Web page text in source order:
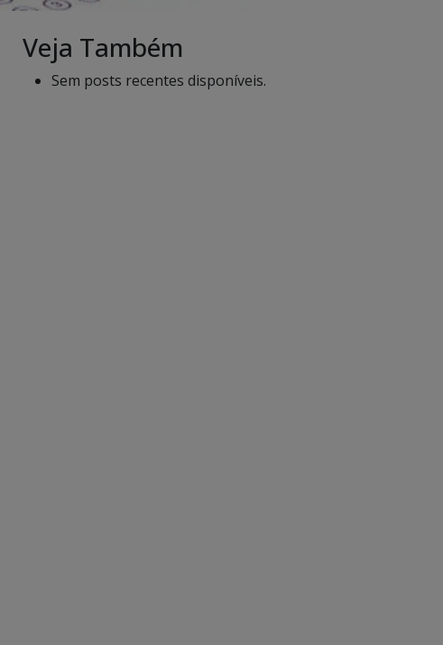
Veja Também
Sem posts recentes disponíveis.